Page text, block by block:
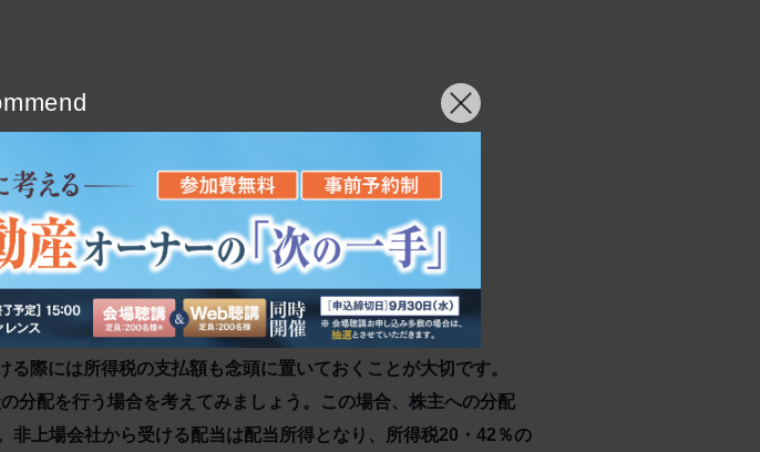
手取り金額
してください。
際には所得税の支払額も念頭に置いておくことが大切です。
分配を行う場合を考えてみましょう。この場合、株主への分配
上場会社から受ける配当は配当所得となり、所得税20・42％の